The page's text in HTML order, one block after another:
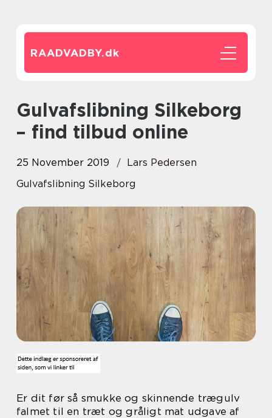
RAADVADBY.dk
Gulvafslibning Silkeborg
– find tilbud online
25 November 2019
Lars Pedersen
Gulvafslibning Silkeborg
Er dit før så smukke og skinnende trægulv
falmet til en træt og gråligt mat udgave af